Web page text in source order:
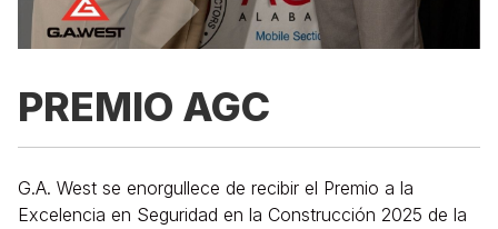
PREMIO AGC
G.A. West se enorgullece de recibir el Premio a la
Excelencia en Seguridad en la Construcción 2025 de la